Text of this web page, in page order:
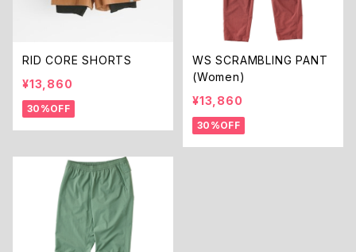
RID CORE SHORTS
¥13,860
30%OFF
WS SCRAMBLING PANT
(Women)
¥13,860
30%OFF